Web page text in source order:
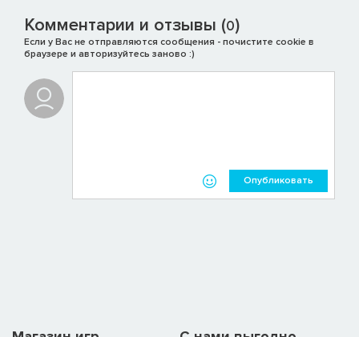
With its retro pixel art side-scrolling style, the game pays homage
adventure squad in the heat of battle! Beneath its casual idle
exterior lies a deep RPG progression system. Looting while idling
Комментарии и отзывы (0)
Если у Вас не отправляются сообщения - почистите cookie в
браузере и авторизуйтесь заново :)
Опубликовать